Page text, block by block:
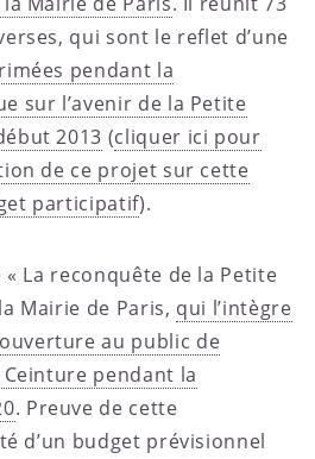
qui sont le reflet d’une
pendant la
sur l’avenir de la Petite
2013 (cliquer ici pour
de ce projet sur cette
participatif).
La reconquête de la Petite
Mairie de Paris, qui l’intègre
au public de
pendant la
. Preuve de cette
d’un budget prévisionnel